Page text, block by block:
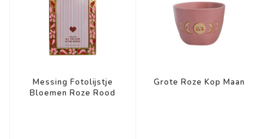
Messing Fotolijstje
Bloemen Roze Rood
Grote Roze Kop Maan